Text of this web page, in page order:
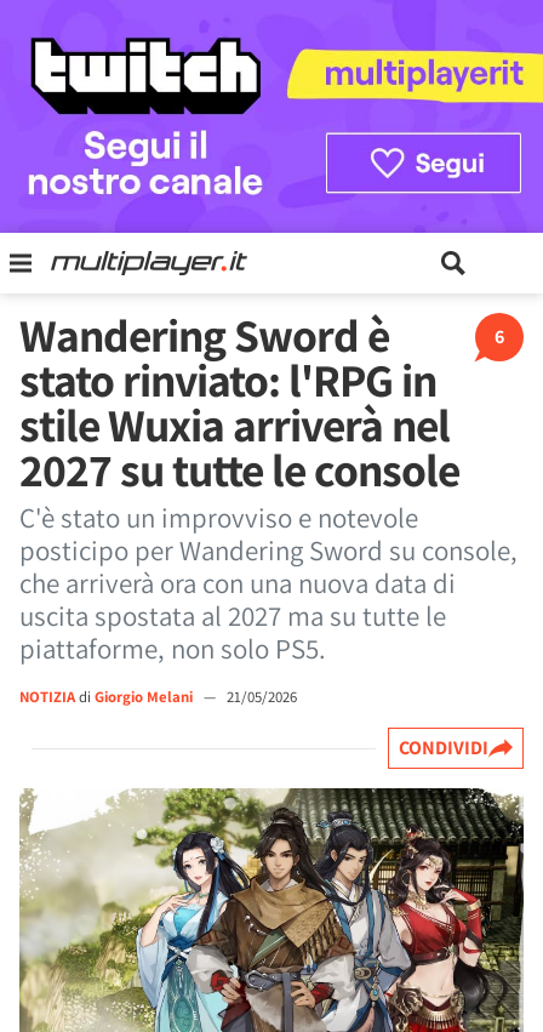
6
Wandering Sword è
stato rinviato: l'RPG in
stile Wuxia arriverà nel
2027 su tutte le console
C'è stato un improvviso e notevole
posticipo per Wandering Sword su console,
che arriverà ora con una nuova data di
uscita spostata al 2027 ma su tutte le
piattaforme, non solo PS5.
NOTIZIAdi Giorgio Melani — 21/05/2026
CONDIVIDI